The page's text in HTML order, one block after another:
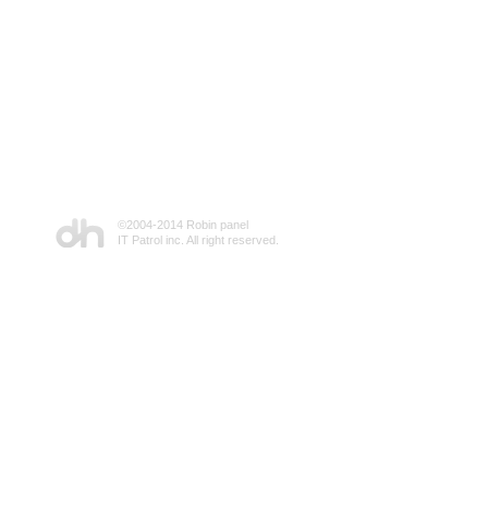
©2004-2014 Robin panel
IT Patrol inc. All right reserved.